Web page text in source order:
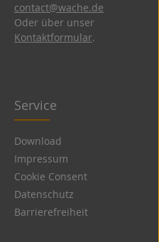
contact@wache.de
Oder über unser
Kontaktformular.
Service
Download
Impressum
Cookie Consent
Datenschutz
Barrierefreiheit